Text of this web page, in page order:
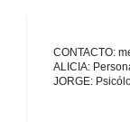
CONTACTO:
ALICIA:
JORGE: